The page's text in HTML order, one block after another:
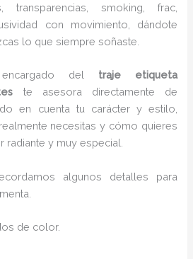
transparencias, smoking, frac,
con movimiento, dándote
lo que siempre soñaste.
del traje etiqueta
te asesora directamente de
en cuenta tu carácter y estilo,
necesitas y cómo quieres
radiante y muy especial.
algunos detalles para
de color.